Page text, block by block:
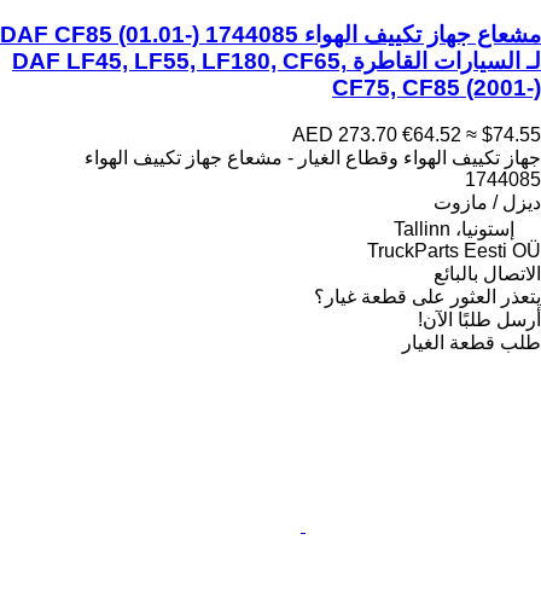
مشعاع جهاز تكييف الهواء DAF CF85 (01.01-) 1744085
لـ السيارات القاطرة DAF LF45, LF55, LF180, CF65,
CF75, CF85 (2001-)
AED 273.70 €64.52 ≈ $74.55
جهاز تكييف الهواء وقطاع الغيار - مشعاع جهاز تكييف الهواء
1744085
ديزل / مازوت
إستونيا، Tallinn
TruckParts Eesti OÜ
الاتصال بالبائع
يتعذر العثور على قطعة غيار؟
أرسل طلبًا الآن!
طلب قطعة الغيار